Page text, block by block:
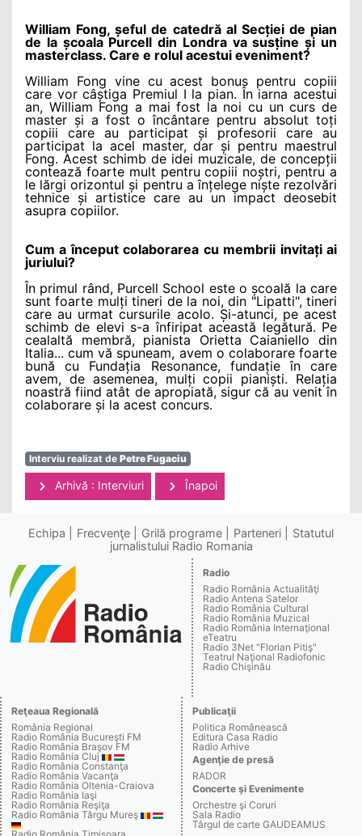
William Fong, șeful de catedră al Secției de pian
de la școala Purcell din Londra va susține și un
masterclass. Care e rolul acestui eveniment?
William Fong vine cu acest bonus pentru copiii
care vor câștiga Premiul I la pian. În iarna acestui
an, William Fong a mai fost la noi cu un curs de
master și a fost o încântare pentru absolut toți
copiii care au participat și profesorii care au
participat la acel master, dar și pentru maestrul
Fong. Acest schimb de idei muzicale, de concepții
contează foarte mult pentru copiii noștri, pentru a
le lărgi orizontul și pentru a înțelege niște rezolvări
tehnice și artistice care au un impact deosebit
asupra copiilor.
Cum a început colaborarea cu membrii invitați ai
juriului?
În primul rând, Purcell School este o școală la care
sunt foarte mulți tineri de la noi, din "Lipatti", tineri
care au urmat cursurile acolo. Și-atunci, pe acest
schimb de elevi s-a înfiripat această legătură. Pe
cealaltă membră, pianista Orietta Caianiello din
Italia... cum vă spuneam, avem o colaborare foarte
bună cu Fundația Resonance, fundație în care
avem, de asemenea, mulți copii pianiști. Relația
noastră fiind atât de apropiată, sigur că au venit în
colaborare și la acest concurs.
Interviu realizat de Petre Fugaciu
Arhivă : Interviuri Înapoi
Echipa Frecvenţe Grilă programe Parteneri
Statutul
jurnalistului Radio Romania
Radio
Radio România Actualităţi
Radio Antena Satelor
Radio România Cultural
Radio România Muzical
Radio România Internaţional
eTeatru
Radio 3Net "Florian Pitiş"
Teatrul Naţional Radiofonic
Radio Chişinău
Reţeaua Regională
România Regional
Radio România Bucureşti FM
Radio România Braşov FM
Radio România Cluj
Radio România Constanţa
Radio România Vacanţa
Radio România Oltenia-Craiova
Radio România Iaşi
Radio România Reşiţa
Radio România Târgu Mureş
Publicaţii
Politica Românească
Editura Casa Radio
Radio Arhive
Agenţie de presă
RADOR
Concerte şi Evenimente
Orchestre şi Coruri
Sala Radio
Târgul de carte GAUDEAMUS